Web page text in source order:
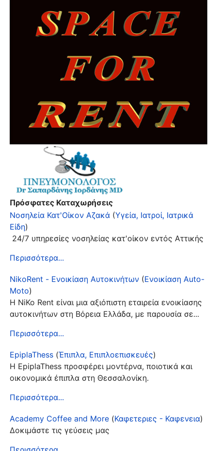
Πρόσφατες Καταχωρήσεις
Νοσηλεία Κατ'Οίκον Αζακά (Υγεία, Ιατροί, Ιατρικά
Είδη)
24/7 υπηρεσίες νοσηλείας κατ'οίκον εντός Αττικής
Περισσότερα...
NikoRent - Ενοικίαση Αυτοκινήτων (Ενοικίαση Auto-
Moto)
Η NiKo Rent είναι μια αξιόπιστη εταιρεία ενοικίασης
αυτοκινήτων στη Βόρεια Ελλάδα, με παρουσία σε...
Περισσότερα...
EpiplaThess (Έπιπλα, Επιπλοεπισκευές)
Η EpiplaThess προσφέρει μοντέρνα, ποιοτικά και
οικονομικά έπιπλα στη Θεσσαλονίκη.
Περισσότερα...
Academy Coffee and More (Καφετεριες - Καφενεια)
Δοκιμάστε τις γεύσεις μας